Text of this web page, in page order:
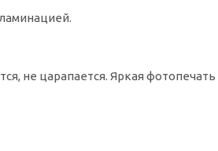
не царапается. Яркая